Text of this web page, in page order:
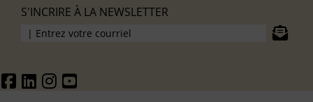
S'INCRIRE À LA NEWSLETTER